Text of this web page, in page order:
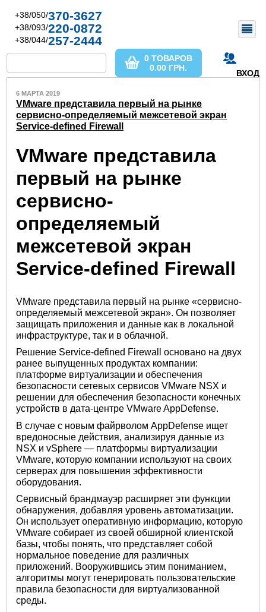
+38/050/370-3627
+38/093/220-0872
+38/044/257-2444
ВХОД
0 ТОВАРОВ
0.00 ГРН.
6 МАРТА 2019
VMware представила первый на рынке
сервисно-определяемый межсетевой экран
Service-defined Firewall
VMware представила
первый на рынке
сервисно-
определяемый
межсетевой экран
Service-defined Firewall
VMware представила первый на рынке «сервисно-
определяемый межсетевой экран». Он позволяет
защищать приложения и данные как в локальной
инфраструктуре, так и в облачной.
Решение Service-defined Firewall основано на двух
ранее выпущенных продуктах компании:
платформе виртуализации и обеспечения
безопасности сетевых сервисов VMware NSX и
решении для обеспечения безопасности конечных
устройств в дата-центре VMware AppDefense.
В случае с новым файрволом AppDefense ищет
вредоносные действия, анализируя данные из
NSX и vSphere — платформы виртуализации
VMware, которую компании используют на своих
серверах для повышения эффективности
оборудования.
Сервисный брандмауэр расширяет эти функции
обнаружения, добавляя уровень автоматизации.
Он использует оперативную информацию, которую
VMware собирает из своей обширной клиентской
базы, чтобы понять, что представляет собой
нормальное поведение для различных
приложений. Вооружившись этим пониманием,
алгоритмы могут генерировать пользовательские
правила безопасности для виртуализованной
среды.